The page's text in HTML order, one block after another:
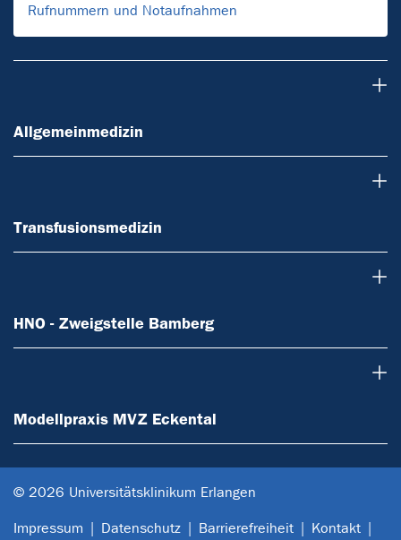
Rufnummern und Notaufnahmen
Allgemeinmedizin
Transfusionsmedizin
HNO - Zweigstelle Bamberg
Modellpraxis MVZ Eckental
© 2026 Universitätsklinikum Erlangen
Impressum Datenschutz Barrierefreiheit Kontakt